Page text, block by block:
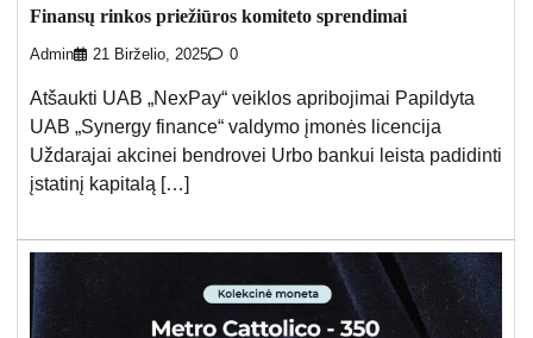
Finansų rinkos priežiūros komiteto sprendimai
Admin 21 Birželio, 2025 0
Atšaukti UAB „NexPay“ veiklos apribojimai Papildyta
UAB „Synergy finance“ valdymo įmonės licencija
Uždarajai akcinei bendrovei Urbo bankui leista padidinti
įstatinį kapitalą […]